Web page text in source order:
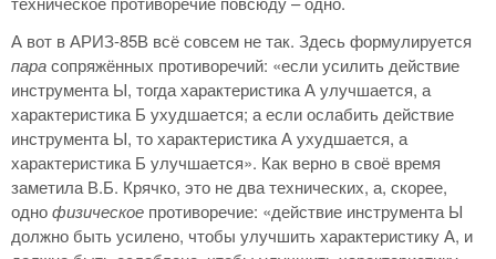
А вот в АРИЗ-85В всё совсем не так. Здесь формулируется
парасопряжённых противоречий: «если усилить действие
инструмента Ы, тогда характеристика А улучшается, а
характеристика Б ухудшается; а если ослабить действие
инструмента Ы, то характеристика А ухудшается, а
характеристика Б улучшается». Как верно в своё время
заметила В.Б. Крячко, это не два технических, а, скорее,
однофизическое противоречие: «действие инструмента Ы
должно быть усилено, чтобы улучшить характеристику А, и